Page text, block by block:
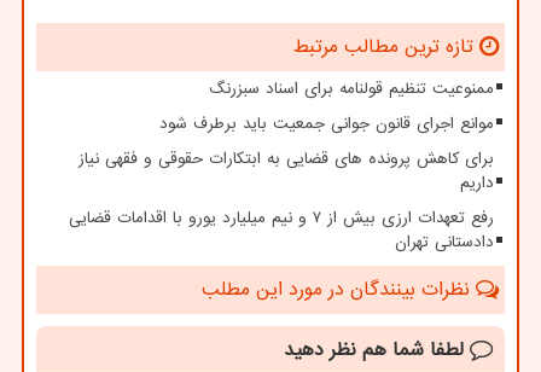
تازه ترین مطالب مرتبط
ممنوعیت تنظیم قولنامه برای اسناد سبزرنگ
موانع اجرای قانون جوانی جمعیت باید برطرف شود
برای کاهش پرونده های قضایی به ابتکارات حقوقی و فقهی نیاز
داریم
رفع تعهدات ارزی بیش از ۷ و نیم میلیارد یورو با اقدامات قضایی
دادستانی تهران
نظرات بینندگان در مورد این مطلب
لطفا شما هم نظر دهید